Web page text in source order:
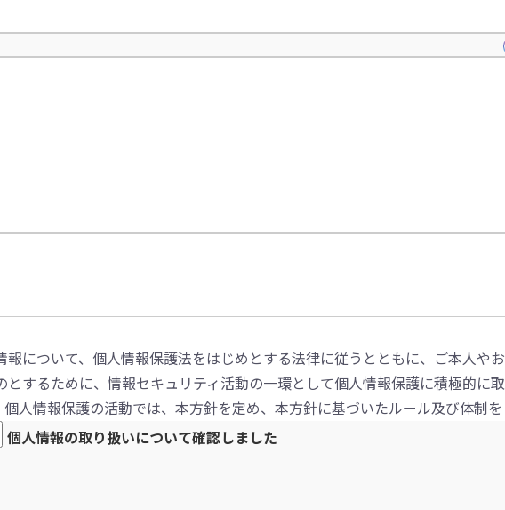
について、個人情報保護法をはじめとする法律に従うとともに、ご本人やお
するために、情報セキュリティ活動の一環として個人情報保護に積極的に取
人情報保護の活動では、本方針を定め、本方針に基づいたルール及び体制を
として構築し、全社的な活動に展開しております。
個人情報の取り扱いについて確認しました